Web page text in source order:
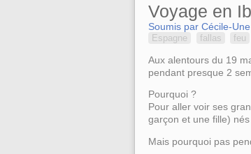
Voyage en
Soumis par Cécile-
Espagne fallas feu
Aux alentours du 19
pendant presque 2
Pourquoi ?
Pour aller voir ses
garçon et une fille)
Mais pourquoi pas